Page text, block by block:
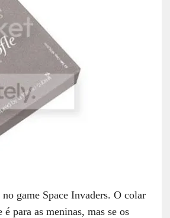
game Space Invaders. O colar
para as meninas, mas se os